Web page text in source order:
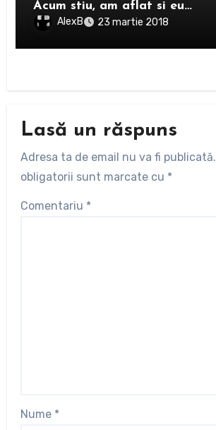
Acum stiu, am aflat si eu…
AlexB 23 martie 2018
Lasă un răspuns
Adresa ta de email nu va fi publicată.
obligatorii sunt marcate cu *
Comentariu *
Nume *